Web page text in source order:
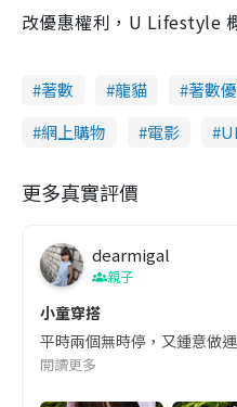
改優惠權利，U Lifestyle
著數 龍貓 著數
網上購物
電影
更多真實評價
dearmigal
親子
小童穿搭
平時兩個無時停，又鍾意做
閱讀更多